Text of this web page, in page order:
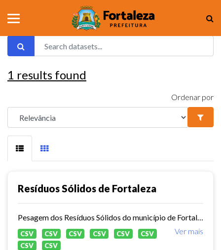
1 results found
Ordenar por
Resíduos Sólidos de Fortaleza
Ver mais
CSV CSV CSV CSV CSV
CSV
CSV
CSV